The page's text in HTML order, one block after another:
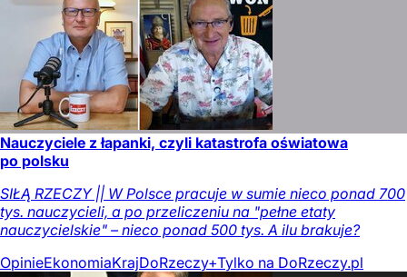
Nauczyciele z łapanki, czyli katastrofa oświatowa
po polsku
SIŁĄ RZECZY || W Polsce pracuje w sumie nieco ponad 700
tys. nauczycieli, a po przeliczeniu na "pełne etaty
nauczycielskie" – nieco ponad 500 tys. A ilu brakuje?
OpinieEkonomiaKrajDoRzeczy+Tylko na DoRzeczy.pl